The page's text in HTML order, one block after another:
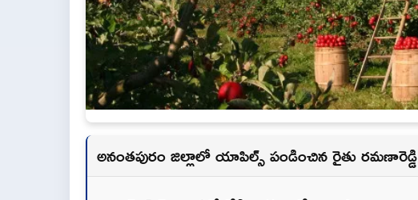
అనంతపురం జిల్లాలో యాపిల్స్ పండించిన రైతు రమణారెడ్డి